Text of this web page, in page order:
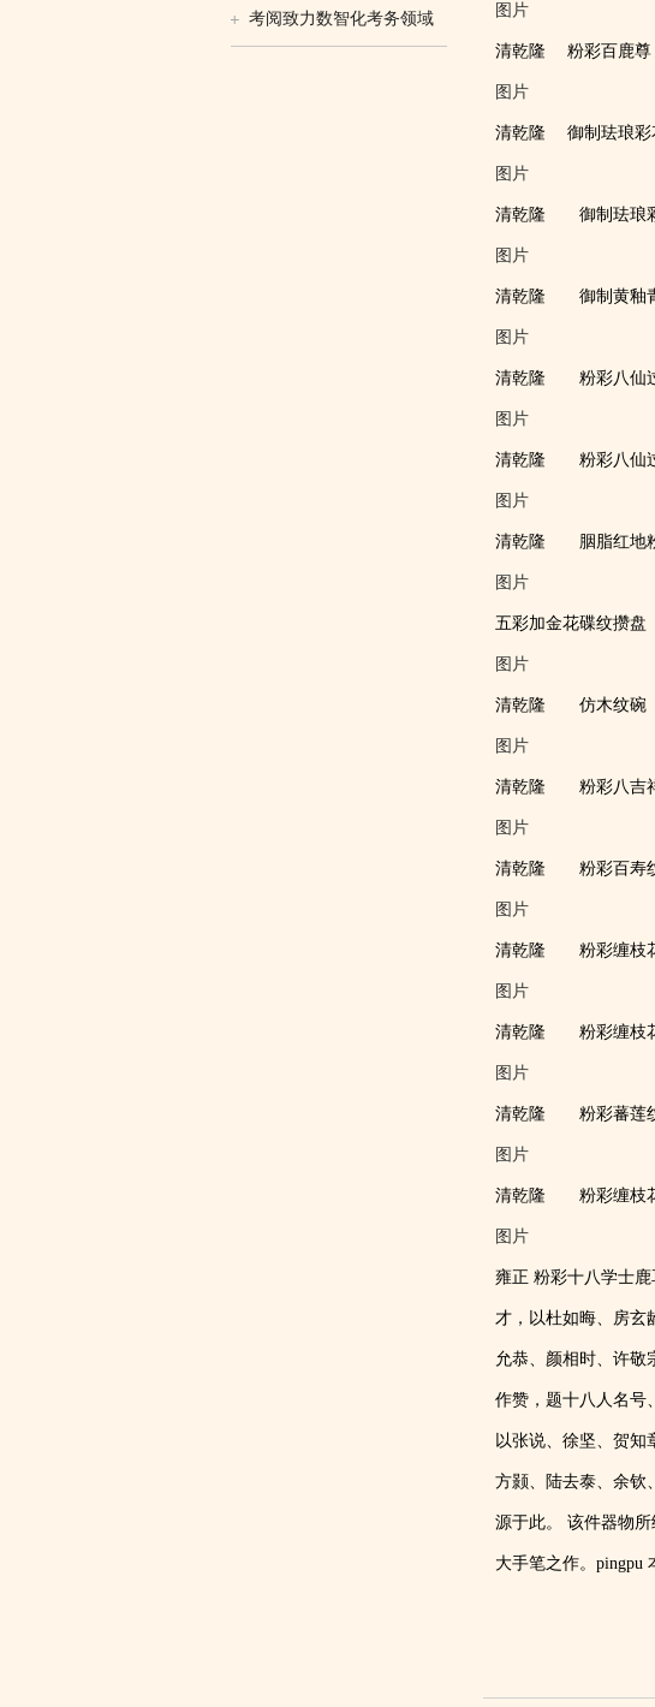
考阅致力数智化考务领域 图片
清乾隆 粉彩百鹿尊
图片
清乾隆 御制珐琅彩
图片
清乾隆 御制珐琅彩
图片
清乾隆 御制黄釉青
图片
清乾隆 粉彩八仙
图片
清乾隆 粉彩八仙
图片
清乾隆 胭脂红地
图片
五彩加金花碟纹攒盘
图片
清乾隆 仿木纹碗
图片
清乾隆 粉彩八吉
图片
清乾隆 粉彩百寿
图片
清乾隆 粉彩缠枝
图片
清乾隆 粉彩缠枝
图片
清乾隆 粉彩蕃莲
图片
清乾隆 粉彩缠枝
图片
雍正 粉彩十八学士鹿
才，以杜如晦、房玄
允恭、颜相时、许敬
作赞，题十八人名号
以张说、徐坚、贺知
方颢、陆去泰、余钦
源于此。 该件器物
大手笔之作。pingpu